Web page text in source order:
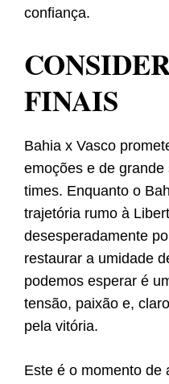
confiança.
FINAIS
Bahia x Vasco
emoções e de
times. Enquanto o
trajetória rumo à
desesperadamente
restaurar a umidade
podemos esperar é
tensão, paixão e,
pela vitória.
Este é o momento de